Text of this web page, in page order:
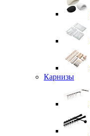
Карнизы